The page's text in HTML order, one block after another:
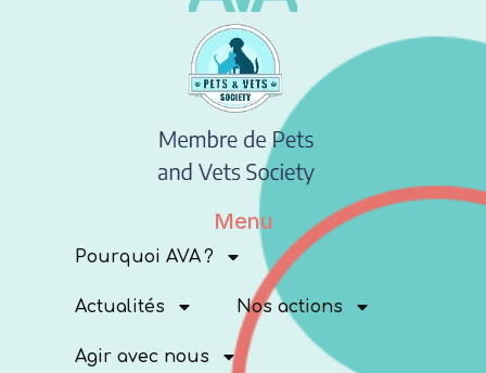
Menu
Pourquoi AVA ?
Actualités Nos actions
Agir avec nous